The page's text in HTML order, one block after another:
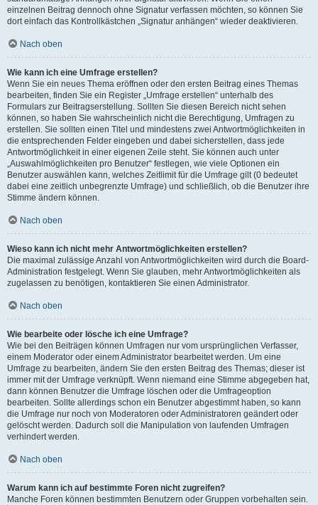
einzelnen Beitrag dennoch ohne Signatur verfassen möchten, so können Sie
dort einfach das Kontrollkästchen „Signatur anhängen“ wieder deaktivieren.
Nach oben
Wie kann ich eine Umfrage erstellen?
Wenn Sie ein neues Thema eröffnen oder den ersten Beitrag eines Themas
bearbeiten, finden Sie ein Register „Umfrage erstellen“ unterhalb des
Formulars zur Beitragserstellung. Sollten Sie diesen Bereich nicht sehen
können, so haben Sie wahrscheinlich nicht die Berechtigung, Umfragen zu
erstellen. Sie sollten einen Titel und mindestens zwei Antwortmöglichkeiten in
die entsprechenden Felder eingeben und dabei sicherstellen, dass jede
Antwortmöglichkeit in einer eigenen Zeile steht. Sie können auch unter
„Auswahlmöglichkeiten pro Benutzer“ festlegen, wie viele Optionen ein
Benutzer auswählen kann, welches Zeitlimit für die Umfrage gilt (0 bedeutet
dabei eine zeitlich unbegrenzte Umfrage) und schließlich, ob die Benutzer ihre
Stimme ändern können.
Nach oben
Wieso kann ich nicht mehr Antwortmöglichkeiten erstellen?
Die maximal zulässige Anzahl von Antwortmöglichkeiten wird durch die Board-
Administration festgelegt. Wenn Sie glauben, mehr Antwortmöglichkeiten als
zugelassen zu benötigen, kontaktieren Sie einen Administrator.
Nach oben
Wie bearbeite oder lösche ich eine Umfrage?
Wie bei den Beiträgen können Umfragen nur vom ursprünglichen Verfasser,
einem Moderator oder einem Administrator bearbeitet werden. Um eine
Umfrage zu bearbeiten, ändern Sie den ersten Beitrag des Themas; dieser ist
immer mit der Umfrage verknüpft. Wenn niemand eine Stimme abgegeben hat,
dann können Benutzer die Umfrage löschen oder die Umfrageoption
bearbeiten. Sollte allerdings schon ein Benutzer abgestimmt haben, so kann
die Umfrage nur noch von Moderatoren oder Administratoren geändert oder
gelöscht werden. Dadurch soll die Manipulation von laufenden Umfragen
verhindert werden.
Nach oben
Warum kann ich auf bestimmte Foren nicht zugreifen?
Manche Foren können bestimmten Benutzern oder Gruppen vorbehalten sein.